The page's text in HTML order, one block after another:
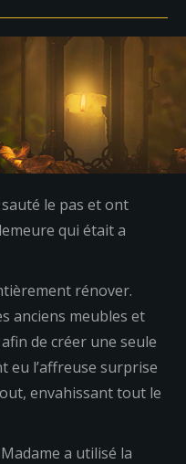
le pas et ont
qui était a
rénover.
anciens meubles et
de créer une seule
eu l’affreuse surprise
envahissant tout le
a utilisé la